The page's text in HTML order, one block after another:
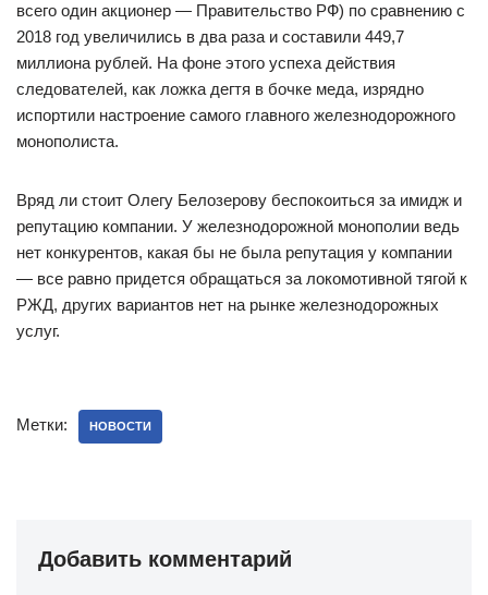
всего один акционер — Правительство РФ) по сравнению с
2018 год увеличились в два раза и составили 449,7
миллиона рублей. На фоне этого успеха действия
следователей, как ложка дегтя в бочке меда, изрядно
испортили настроение самого главного железнодорожного
монополиста.
Вряд ли стоит Олегу Белозерову беспокоиться за имидж и
репутацию компании. У железнодорожной монополии ведь
нет конкурентов, какая бы не была репутация у компании
— все равно придется обращаться за локомотивной тягой к
РЖД, других вариантов нет на рынке железнодорожных
услуг.
Метки: НОВОСТИ
Добавить комментарий